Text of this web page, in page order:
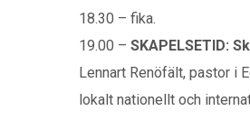
18.30 – fika.
19.00 – SKAPELSETID:
Lennart Renöfält, pastor i
lokalt nationellt och